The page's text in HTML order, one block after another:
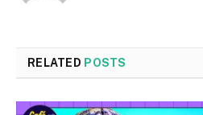
RELATED POSTS